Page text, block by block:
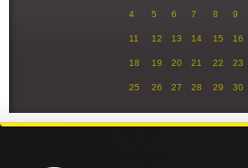
4 5 6 7 8 9
11 12 13 14 15 16
18 19 20 21 22 23
25 26 27 28 29 30